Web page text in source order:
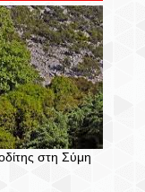
στη Σύμη